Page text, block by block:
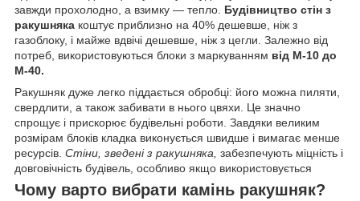
завжди прохолодно, а взимку — тепло. Будівництво стін з
ракушняка коштує приблизно на 40% дешевше, ніж з
газоблоку, і майже вдвічі дешевше, ніж з цегли. Залежно від
потреб, використовуються блоки з маркуванням від М-10 до
М-40.
Ракушняк дуже легко піддається обробці: його можна пиляти,
свердлити, а також забивати в нього цвяхи. Це значно
спрощує і прискорює будівельні роботи. Завдяки великим
розмірам блоків кладка виконується швидше і вимагає менше
ресурсів. Стіни, зведені з ракушняка, забезпечують міцність і
довговічність будівель, особливо якщо використовується
Чому варто вибрати камінь ракушняк?